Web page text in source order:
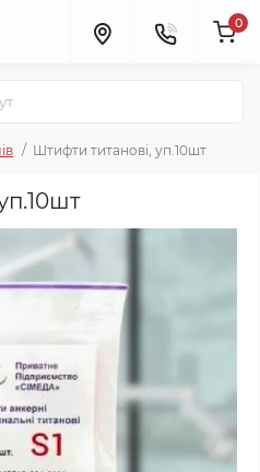
0
Штифти титанові, уп.10шт